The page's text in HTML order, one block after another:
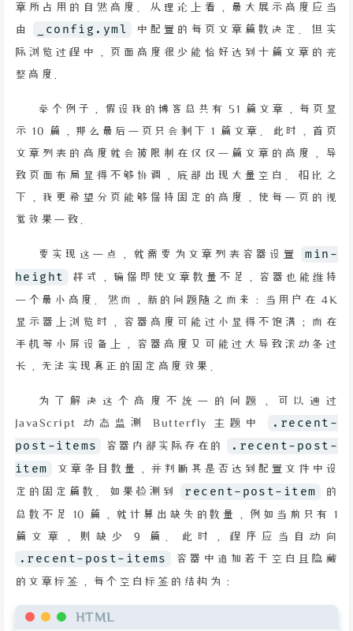
章所占用的自然高度。从理论上看，最大展示高度应当
由
_config.yml
中配置的每页文章篇数决定。但实
际浏览过程中，页面高度很少能恰好达到十篇文章的完
整高度。
举个例子，假设我的博客总共有 51 篇文章，每页显
示 10 篇，那么最后一页只会剩下 1 篇文章。此时，首页
文章列表的高度就会被限制在仅仅一篇文章的高度，导
致页面布局显得不够协调，底部出现大量空白。相比之
下，我更希望分页能够保持固定的高度，使每一页的视
觉效果一致。
要实现这一点，就需要为文章列表容器设置
min-
height
样式，确保即使文章数量不足，容器也能维持
一个最小高度。然而，新的问题随之而来：当用户在 4K
显示器上浏览时，容器高度可能过小显得不饱满；而在
手机等小屏设备上，容器高度又可能过大导致滚动条过
长，无法实现真正的固定高度效果。
为了解决这个高度不统一的问题，可以通过
JavaScript 动态监测 Butterfly 主题中
.recent-
post-items
容器内部实际存在的
.recent-post-
item
文章条目数量，并判断其是否达到配置文件中设
定的固定篇数。如果检测到
recent-post-item
的
总数不足 10 篇，就计算出缺失的数量，例如当前只有 1
篇文章，则缺少 9 篇。此时，程序应当自动向
.recent-post-items
容器中追加若干空白且隐藏
的文章标签，每个空白标签的结构为：
HTML